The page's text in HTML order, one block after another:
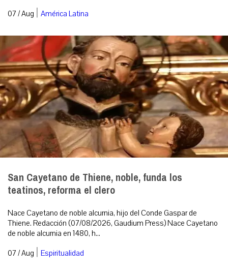
07 / Aug | América Latina
San Cayetano de Thiene, noble, funda los
teatinos, reforma el clero
Nace Cayetano de noble alcurnia, hijo del Conde Gaspar de
Thiene. Redacción (07/08/2026, Gaudium Press) Nace Cayetano
de noble alcurnia en 1480, h...
07 / Aug | Espiritualidad